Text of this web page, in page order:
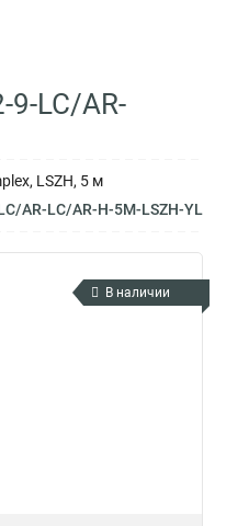
9-LC/AR-
LSZH, 5 м
AR-LC/AR-H-5M-LSZH-YL
В наличии